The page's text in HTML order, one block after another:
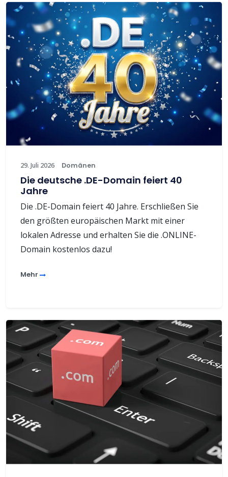
29. Juli 2026 Domänen
Die deutsche .DE-Domain feiert 40
Jahre
Die .DE-Domain feiert 40 Jahre. Erschließen Sie
den größten europäischen Markt mit einer
lokalen Adresse und erhalten Sie die .ONLINE-
Domain kostenlos dazu!
Mehr